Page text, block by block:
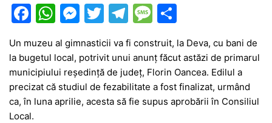
F
c
e
b
o
W
at
s
A
p
M
s
s
e
n
T
w
itt
er
T
el
e
gr
a
m
M
s
s
a
g
ta
je
a
z
Un muzeu al gimnasticii va fi construit, la Deva, cu bani de
la bugetul local, potrivit unui anunț făcut astăzi de primarul
municipiului reședință de județ, Florin Oancea. Edilul a
precizat că studiul de fezabilitate a fost finalizat, urmând
ca, în luna aprilie, acesta să fie supus aprobării în Consiliul
Local.